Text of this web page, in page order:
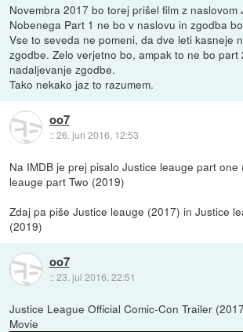
Novembra 2017 bo torej prišel film z naslovom
Nobenega Part 1 ne bo v naslovu in zgodba
Vse to seveda ne pomeni, da dve leti kasneje
zgodbe. Zelo verjetno bo, ampak to ne bo part
nadaljevanje zgodbe.
Tako nekako jaz to razumem.
oo7
::26. jun 2016, 12:53
Na IMDB je prej pisalo Justice leauge part one
leauge part Two (2019)
Zdaj pa piše Justice leauge (2017) in Justice
(2019)
oo7
::23. jul 2016, 22:51
Justice League Official Comic-Con Trailer
Movie